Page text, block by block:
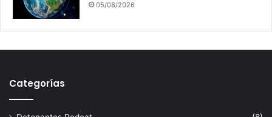
05/08/2026
Categorías